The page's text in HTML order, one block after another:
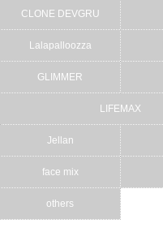
CLONE DEVGRU
Lalapalloozza
GLIMMER
LIFEMAX
Jellan
face mix
others